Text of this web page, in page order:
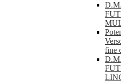
fine